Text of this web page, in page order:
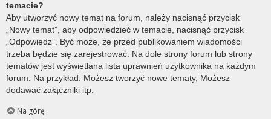
temacie?
Aby utworzyć nowy temat na forum, należy nacisnąć przycisk
„Nowy temat”, aby odpowiedzieć w temacie, nacisnąć przycisk
„Odpowiedz”. Być może, że przed publikowaniem wiadomości
trzeba będzie się zarejestrować. Na dole strony forum lub strony
tematów jest wyświetlana lista uprawnień użytkownika na każdym
forum. Na przykład: Możesz tworzyć nowe tematy, Możesz
dodawać załączniki itp.
Na górę